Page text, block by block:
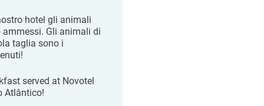
hotel gli animali
ammessi. Gli animali di
taglia sono i
served at Novotel
Atlântico!